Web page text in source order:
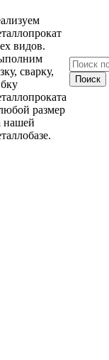
видов.
сварку,
размер
нашей